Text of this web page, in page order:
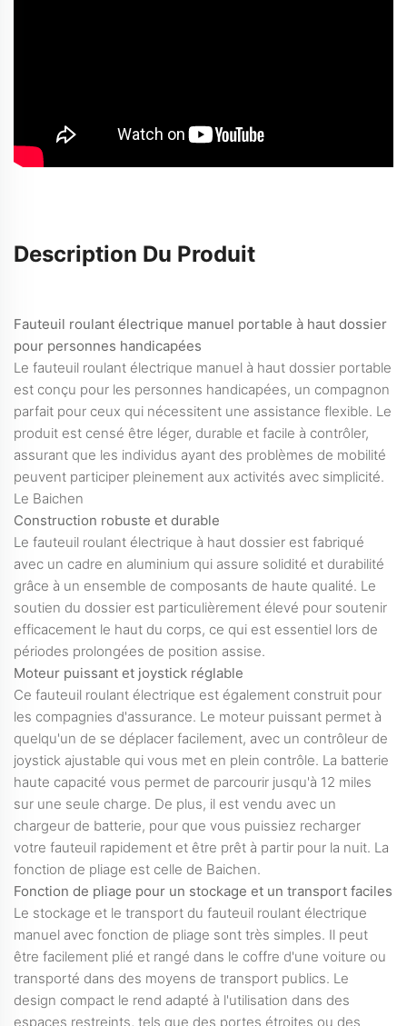
Description Du Produit
Fauteuil roulant électrique manuel portable à haut dossier
pour personnes handicapées
Le fauteuil roulant électrique manuel à haut dossier portable
est conçu pour les personnes handicapées, un compagnon
parfait pour ceux qui nécessitent une assistance flexible. Le
produit est censé être léger, durable et facile à contrôler,
assurant que les individus ayant des problèmes de mobilité
peuvent participer pleinement aux activités avec simplicité.
Le Baichen
Construction robuste et durable
Le fauteuil roulant électrique à haut dossier est fabriqué
avec un cadre en aluminium qui assure solidité et durabilité
grâce à un ensemble de composants de haute qualité. Le
soutien du dossier est particulièrement élevé pour soutenir
efficacement le haut du corps, ce qui est essentiel lors de
périodes prolongées de position assise.
Moteur puissant et joystick réglable
Ce fauteuil roulant électrique est également construit pour
les compagnies d'assurance. Le moteur puissant permet à
quelqu'un de se déplacer facilement, avec un contrôleur de
joystick ajustable qui vous met en plein contrôle. La batterie
haute capacité vous permet de parcourir jusqu'à 12 miles
sur une seule charge. De plus, il est vendu avec un
chargeur de batterie, pour que vous puissiez recharger
votre fauteuil rapidement et être prêt à partir pour la nuit. La
fonction de pliage est celle de Baichen.
Fonction de pliage pour un stockage et un transport faciles
Le stockage et le transport du fauteuil roulant électrique
manuel avec fonction de pliage sont très simples. Il peut
être facilement plié et rangé dans le coffre d'une voiture ou
transporté dans des moyens de transport publics. Le
design compact le rend adapté à l'utilisation dans des
espaces restreints, tels que des portes étroites ou des